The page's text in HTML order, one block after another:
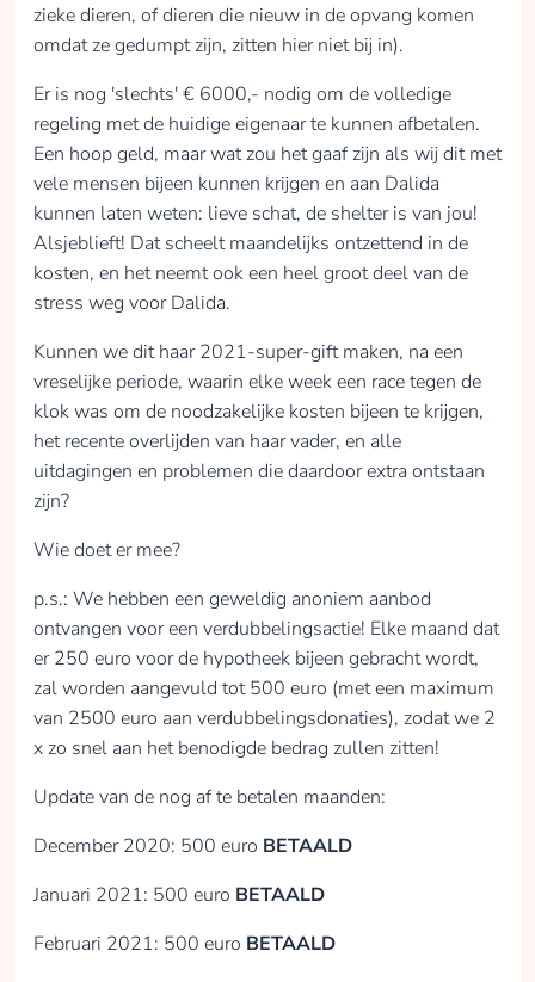
zieke dieren, of dieren die nieuw in de opvang komen
omdat ze gedumpt zijn, zitten hier niet bij in).
Er is nog 'slechts' € 6000,- nodig om de volledige
regeling met de huidige eigenaar te kunnen afbetalen.
Een hoop geld, maar wat zou het gaaf zijn als wij dit met
vele mensen bijeen kunnen krijgen en aan Dalida
kunnen laten weten: lieve schat, de shelter is van jou!
Alsjeblieft! Dat scheelt maandelijks ontzettend in de
kosten, en het neemt ook een heel groot deel van de
stress weg voor Dalida.
Kunnen we dit haar 2021-super-gift maken, na een
vreselijke periode, waarin elke week een race tegen de
klok was om de noodzakelijke kosten bijeen te krijgen,
het recente overlijden van haar vader, en alle
uitdagingen en problemen die daardoor extra ontstaan
zijn?
Wie doet er mee?
p.s.: We hebben een geweldig anoniem aanbod
ontvangen voor een verdubbelingsactie! Elke maand dat
er 250 euro voor de hypotheek bijeen gebracht wordt,
zal worden aangevuld tot 500 euro (met een maximum
van 2500 euro aan verdubbelingsdonaties), zodat we 2
x zo snel aan het benodigde bedrag zullen zitten!
Update van de nog af te betalen maanden:
December 2020: 500 euro BETAALD
Januari 2021: 500 euro BETAALD
Februari 2021: 500 euro BETAALD